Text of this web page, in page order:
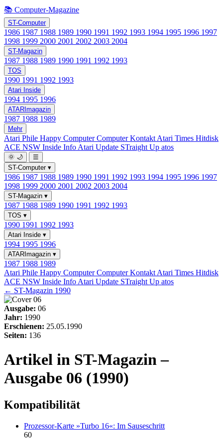
📚 Computer-Magazine
ST-Computer
1986 1987 1988 1989 1990 1991 1992 1993 1994 1995 1996 1997
1998 1999 2000 2001 2002 2003 2004
ST-Magazin
1987 1988 1989 1990 1991 1992 1993
TOS
1990 1991 1992 1993
Atari Inside
1994 1995 1996
ATARImagazin
1987 1988 1989
Mehr
Atari Phile Happy ComputerComputer Kontakt Atari Times Hitdisk
ACE NSW Inside Info Atari Update STraight Up atos
🌞 🌙
☰
ST-Computer ▾
1986 1987 1988 1989 1990 1991 1992 1993 1994 1995 1996 1997
1998 1999 2000 2001 2002 2003 2004
ST-Magazin ▾
1987 1988 1989 1990 1991 1992 1993
TOS ▾
1990 1991 1992 1993
Atari Inside ▾
1994 1995 1996
ATARImagazin ▾
1987 1988 1989
Atari Phile Happy ComputerComputer Kontakt Atari Times Hitdisk
ACE NSW Inside Info Atari Update STraight Up atos
← ST-Magazin 1990
Ausgabe: 06
Jahr: 1990
Erschienen: 25.05.1990
Seiten: 136
Artikel in ST-Magazin –
Ausgabe 06 (1990)
Kompatibilität
Prozessor-Karte »Turbo 16«: Im Sauseschritt
60